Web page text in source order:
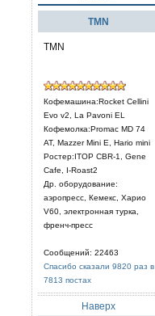
TMN
TMN
Кофемашина:Rocket Cellini
Evo v2, La Pavoni EL
Кофемолка:Promac MD 74
AT, Mazzer Mini E, Hario mini
Ростер:ITOP CBR-1, Gene
Cafe, I-Roast2
Др. оборудование:
аэропресс, Кемекс, Харио
V60, электронная турка,
френч-пресс
Сообщений: 22463
Спасибо сказали 9820 раз в
7813 постах
Наверх